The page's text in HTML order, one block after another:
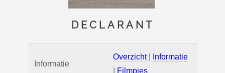
DECLARANT
Informatie
Overzicht|
Informatie
Filmpjes